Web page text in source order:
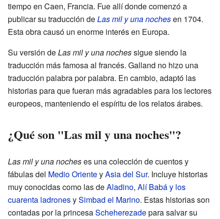
tiempo en Caen, Francia. Fue allí donde comenzó a
publicar su traducción deLas mil y una nochesen 1704.
Esta obra causó un enorme interés en Europa.
Su versión deLas mil y una nochessigue siendo la
traducción más famosa al francés. Galland no hizo una
traducción palabra por palabra. En cambio, adaptó las
historias para que fueran más agradables para los lectores
europeos, manteniendo el espíritu de los relatos árabes.
¿Qué son "Las mil y una noches"?
Las mil y una nocheses una colección de cuentos y
fábulas del Medio OrienteyAsia del Sur. Incluye historias
muy conocidas como las deAladino, Alí Babá y los
cuarenta ladronesySimbad el Marino. Estas historias son
contadas por la princesaScheherezadepara salvar su